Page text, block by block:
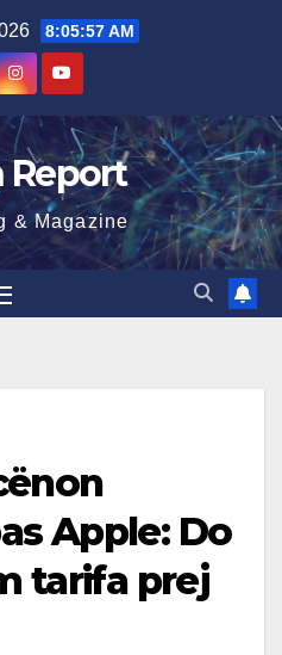
8:05:57 AM
Report
& Magazine
Apple: Do
tarifa prej